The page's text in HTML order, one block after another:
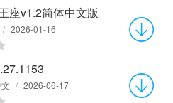
座v1.2简体中文版
/ 2026-01-16
/ 2026-06-17